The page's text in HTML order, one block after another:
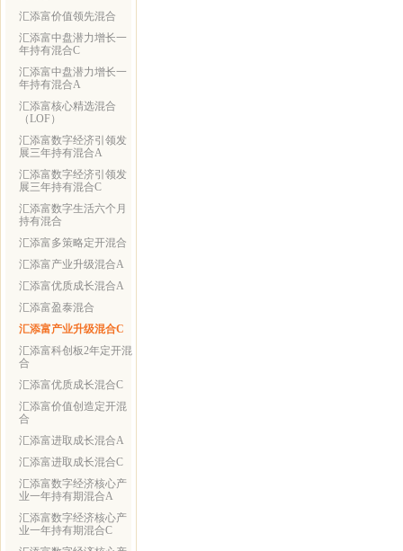
汇添富价值领先混合
汇添富中盘潜力增长一
年持有混合C
汇添富中盘潜力增长一
年持有混合A
汇添富核心精选混合
（LOF）
汇添富数字经济引领发
展三年持有混合A
汇添富数字经济引领发
展三年持有混合C
汇添富数字生活六个月
持有混合
汇添富多策略定开混合
汇添富产业升级混合A
汇添富优质成长混合A
汇添富盈泰混合
汇添富产业升级混合C
汇添富科创板2年定开混
合
汇添富优质成长混合C
汇添富价值创造定开混
合
汇添富进取成长混合A
汇添富进取成长混合C
汇添富数字经济核心产
业一年持有期混合A
汇添富数字经济核心产
业一年持有期混合C